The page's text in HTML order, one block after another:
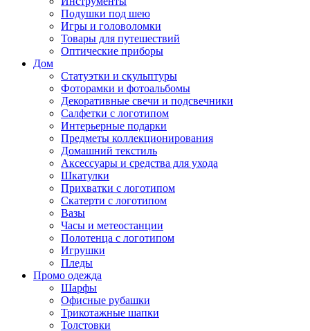
Подушки под шею
Игры и головоломки
Товары для путешествий
Оптические приборы
Дом
Статуэтки и скульптуры
Фоторамки и фотоальбомы
Декоративные свечи и подсвечники
Салфетки с логотипом
Интерьерные подарки
Предметы коллекционирования
Домашний текстиль
Аксессуары и средства для ухода
Шкатулки
Прихватки с логотипом
Скатерти с логотипом
Вазы
Часы и метеостанции
Полотенца с логотипом
Игрушки
Пледы
Промо одежда
Шарфы
Офисные рубашки
Трикотажные шапки
Толстовки